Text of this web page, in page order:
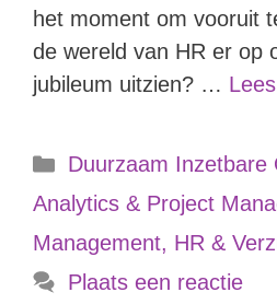
het moment om vooruit
de wereld van HR er op
jubileum uitzien? …
Duurzaam Inzetbare
Analytics & Project
Management, HR &
Plaats een reactie